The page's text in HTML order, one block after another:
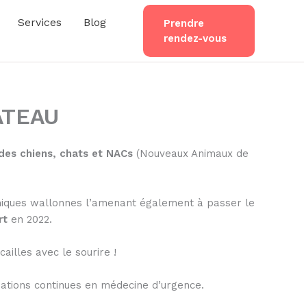
Services
Blog
Prendre
rendez-vous
chiens, chats et NACs(Nouveaux Animaux de
wallonnes l’amenant également à passer le
en 2022.
avec le sourire !
continues en médecine d’urgence.